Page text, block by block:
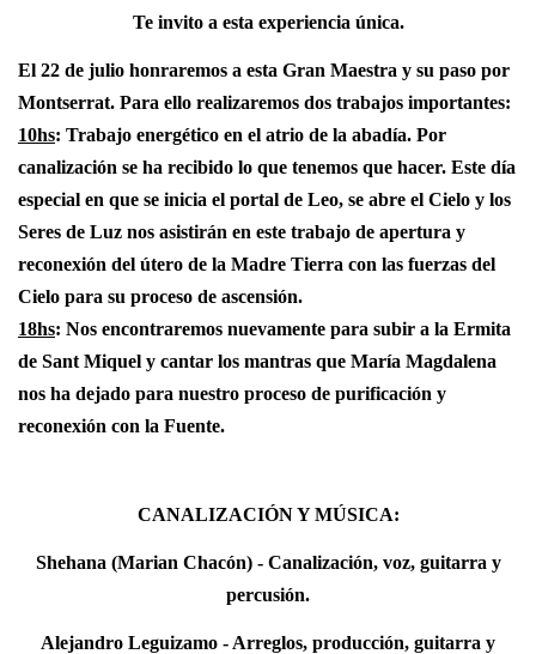
Te invito a esta experiencia única.
El 22 de julio honraremos a esta Gran Maestra y su paso por
Montserrat. Para ello realizaremos dos trabajos importantes:
10hs: Trabajo energético en el atrio de la abadía. Por
canalización se ha recibido lo que tenemos que hacer. Este día
especial en que se inicia el portal de Leo, se abre el Cielo y los
Seres de Luz nos asistirán en este trabajo de apertura y
reconexión del útero de la Madre Tierra con las fuerzas del
Cielo para su proceso de ascensión.
18hs: Nos encontraremos nuevamente para subir a la Ermita
de Sant Miquel y cantar los mantras que María Magdalena
nos ha dejado para nuestro proceso de purificación y
reconexión con la Fuente.
CANALIZACIÓN Y MÚSICA:
Shehana (Marian Chacón) - Canalización, voz, guitarra y
percusión.
Alejandro Leguizamo - Arreglos, producción, guitarra y